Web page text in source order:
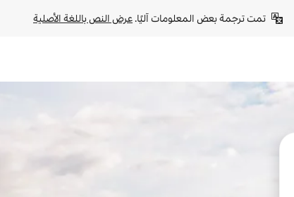
تمت ترجمة بعض المعلومات آليًا. عرض النص باللغة الأصلية